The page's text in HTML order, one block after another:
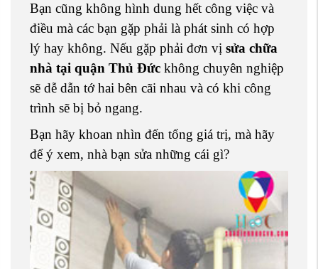
Bạn cũng không hình dung hết công việc và
điều mà các bạn gặp phải là phát sinh có hợp
lý hay không. Nếu gặp phải đơn vị sửa chữa
nhà tại quận Thủ Đức không chuyên nghiệp
sẽ dễ dẫn tớ hai bên cãi nhau và có khi công
trình sẽ bị bỏ ngang.
Bạn hãy khoan nhìn đến tổng giá trị, mà hãy
để ý xem, nhà bạn sửa những cái gì?